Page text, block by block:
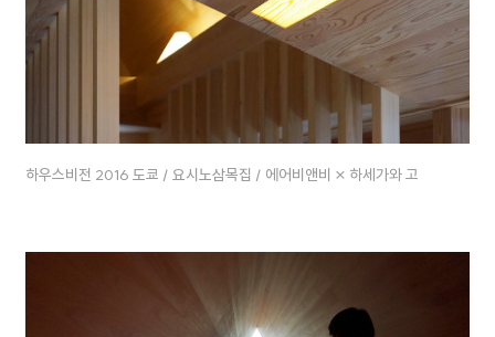
하우스비전 2016 도쿄 / 요시노삼목집 / 에어비앤비 × 하세가와 고